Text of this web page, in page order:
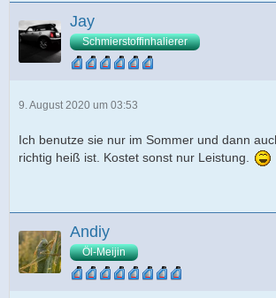
Jay
Schmierstoffinhalierer
9. August 2020 um 03:53
Ich benutze sie nur im Sommer und dann
richtig heiß ist. Kostet sonst nur Leistung.
Andiy
Öl-Meijin